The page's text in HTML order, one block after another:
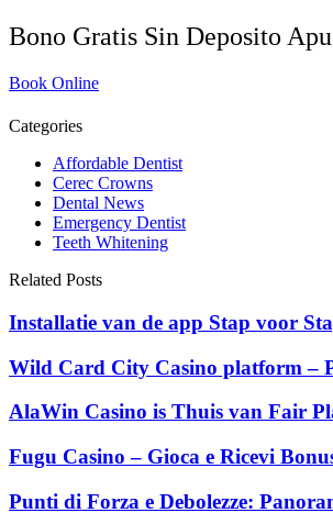
Bono Gratis Sin Deposito
Book Online
Categories
Affordable Dentist
Cerec Crowns
Dental News
Emergency Dentist
Teeth Whitening
Related Posts
Installatie van de app Stap voor
Wild Card City Casino platform –
AlaWin Casino is Thuis van Fair
Fugu Casino – Gioca e Ricevi
Punti di Forza e Debolezze: